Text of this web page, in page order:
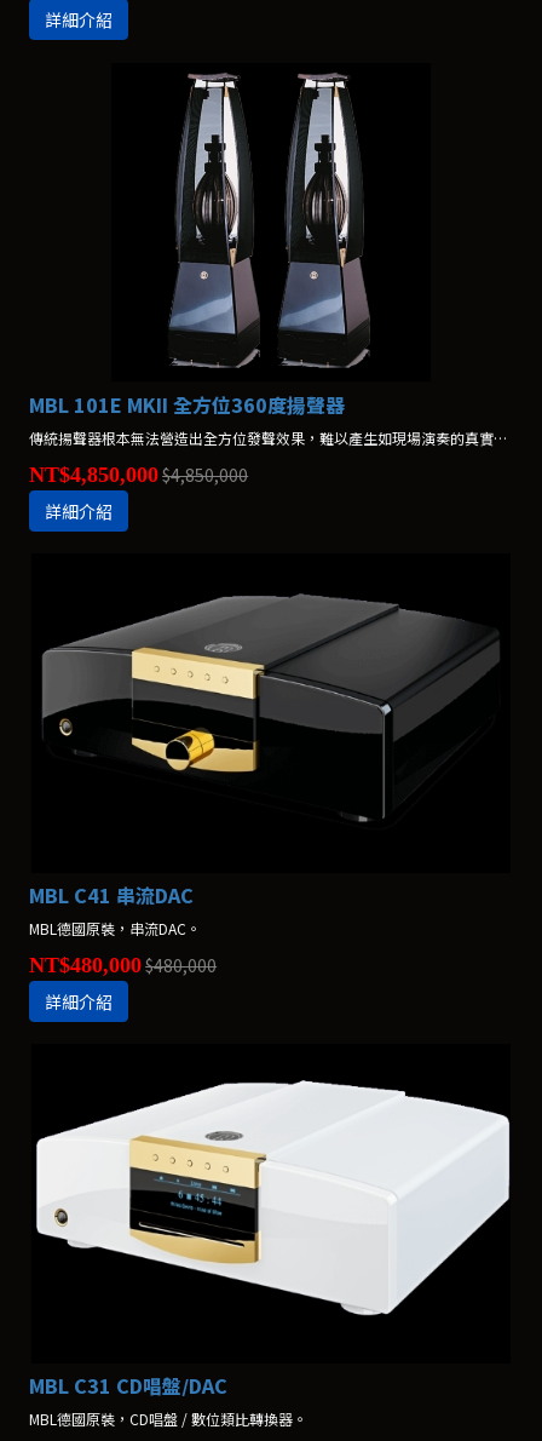
詳細介紹
MBL 101E MKII 全方位360度揚聲器
傳統揚聲器根本無法營造出全方位發聲效果，難以產生如現場演奏的真實感覺。真實演奏效果是 包含了直射、反射、復雜而富泛音的聲響。
NT$4,850,000$4,850,000
詳細介紹
MBL C41 串流DAC
MBL德國原裝，串流DAC。
NT$480,000$480,000
詳細介紹
MBL C31 CD唱盤/DAC
MBL德國原裝，CD唱盤 / 數位類比轉換器。